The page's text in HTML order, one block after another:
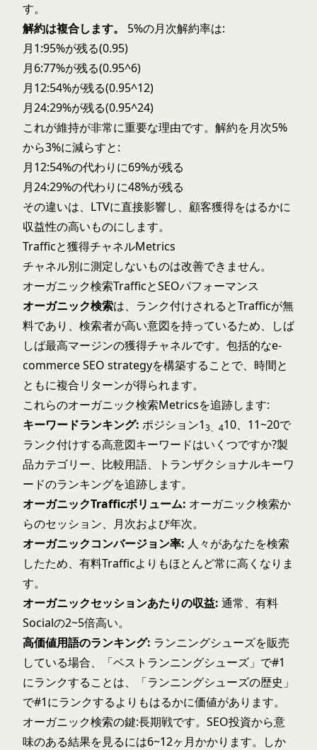
す。
解約は複合します。
5%の月次解約率は:
月1:95%が残る(0.95)
月6:77%が残る(0.95^6)
月12:54%が残る(0.95^12)
月24:29%が残る(0.95^24)
これが維持が非常に重要な理由です。解約を月次5%
から3%に減らすと:
月12:54%の代わりに69%が残る
月24:29%の代わりに48%が残る
その違いは、LTVに直接影響し、顧客獲得をはるかに
収益性の高いものにします。
Trafficと獲得チャネルMetrics
チャネル別に測定しないものは改善できません。
オーガニック検索TrafficとSEOパフォーマンス
オーガニック検索は、ランク付けされるとTrafficが無
料であり、検索者が高い意図を持っているため、しば
しば最高マージンの獲得チャネルです。包括的なe-
commerce SEO strategyを構築することで、時間と
ともに複合リターンが得られます。
これらのオーガニック検索Metricsを追跡します:
キーワードランキング: ポジション13、410、11~20で
ランク付けする高意図キーワードはいくつですか?製
品カテゴリー、比較用語、トランザクショナルキーワ
ードのランキングを追跡します。
オーガニックTrafficボリューム: オーガニック検索か
らのセッション、月次および年次。
オーガニックコンバージョン率: 人々があなたを検索
したため、有料Trafficよりもほとんど常に高くなりま
す。
オーガニックセッションあたりの収益: 通常、有料
Socialの2~5倍高い。
高価値用語のランキング: ランニングシューズを販売
している場合、「ベストランニングシューズ」で#1
にランクすることは、「ランニングシューズの歴史」
で#1にランクするよりもはるかに価値があります。
オーガニック検索の鍵:長期戦です。SEO投資から意
味のある結果を見るには6~12ヶ月かかります。しか